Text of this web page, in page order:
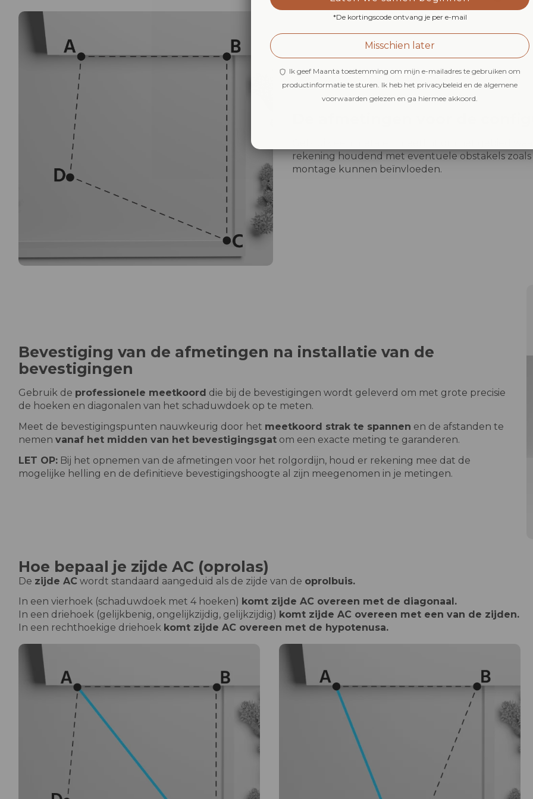
rekening houdend met eventuele obstakels
montage kunnen beïnvloeden.
Bevestiging van de afmetingen na installatie van de
bevestigingen
Gebruik de professionele meetkoord die bij de bevestigingen wordt geleverd om met grote precisie
de hoeken en diagonalen van het schaduwdoek op te meten.
Meet de bevestigingspunten nauwkeurig door het meetkoord strak te spannen en de afstanden te
nemen vanaf het midden van het bevestigingsgat om een exacte meting te garanderen.
LET OP: Bij het opnemen van de afmetingen voor het rolgordijn, houd er rekening mee dat de
mogelijke helling en de definitieve bevestigingshoogte al zijn meegenomen in je metingen.
Hoe bepaal je zijde AC (oprolas)
De zijde AC wordt standaard aangeduid als de zijde van de oprolbuis.
In een vierhoek (schaduwdoek met 4 hoeken) komt zijde AC overeen met de diagonaal.
In een driehoek (gelijkbenig, ongelijkzijdig, gelijkzijdig) komt zijde AC overeen met een van de zijden.
In een rechthoekige driehoek komt zijde AC overeen met de hypotenusa.
*De kortingscode ontvang je per e-mail
Misschien later
Ik geef Maanta toestemming om mijn e-mailadres te gebruiken om
productinformatie te sturen. Ik heb het privacybeleid en de algemene
voorwaarden gelezen en ga hiermee akkoord.